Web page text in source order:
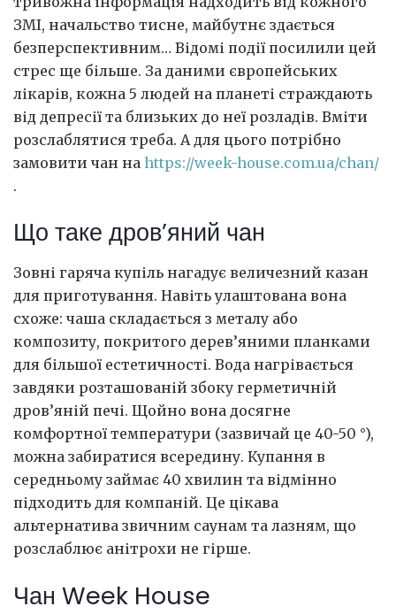
ЗМІ, начальство тисне, майбутнє здається
безперспективним… Відомі події посилили цей
стрес ще більше. За даними європейських
лікарів, кожна 5 людей на планеті страждають
від депресії та близьких до неї розладів. Вміти
розслаблятися треба. А для цього потрібно
замовити чан на https://week-house.com.ua/chan/
.
Що таке дров’яний чан
Зовні гаряча купіль нагадує величезний казан
для приготування. Навіть улаштована вона
схоже: чаша складається з металу або
композиту, покритого дерев’яними планками
для більшої естетичності. Вода нагрівається
завдяки розташованій збоку герметичній
дров’яній печі. Щойно вона досягне
комфортної температури (зазвичай це 40-50 °),
можна забиратися всередину. Купання в
середньому займає 40 хвилин та відмінно
підходить для компаній. Це цікава
альтернатива звичним саунам та лазням, що
розслаблює анітрохи не гірше.
Чан Week House